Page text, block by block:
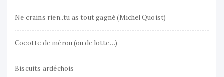
Ne crains rien..tu as tout gagné (Michel Quoist)
Cocotte de mérou (ou de lotte…)
Biscuits ardéchois